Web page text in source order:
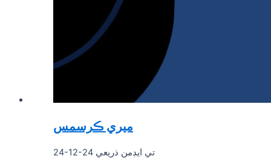
ميري ڪرسمس
24-12-24 تي ايڊمن ذريعي